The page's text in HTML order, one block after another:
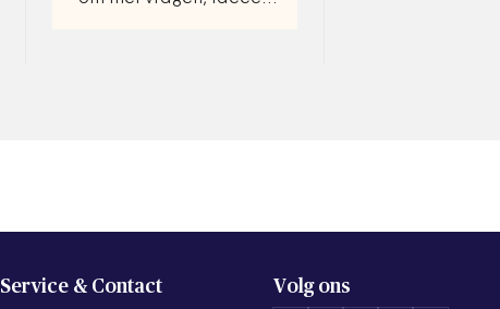
Service & Contact Volg ons